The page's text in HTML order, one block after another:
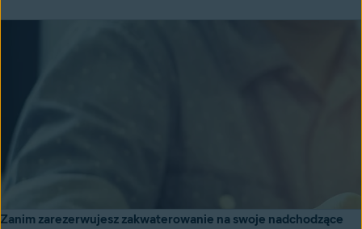
Zanim zarezerwujesz zakwaterowanie na swoje nadchodzące